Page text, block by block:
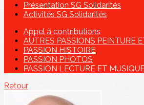
Présentation SG Solidarités
Activités SG Solidarités
Appel à contributions
AUTRES PASSIONS PEINTURE
PASSION HISTOIRE
PASSION PHOTOS
PASSION LECTURE ET
Retour